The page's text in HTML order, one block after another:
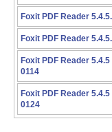
Foxit PDF Reader
Foxit PDF Reader
Foxit PDF Reader 5.4.5
0114
Foxit PDF Reader 5.4.5
0124